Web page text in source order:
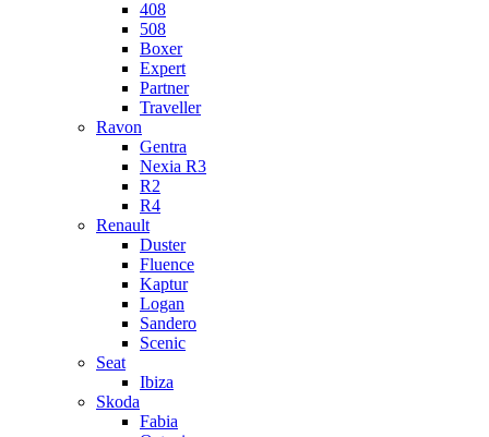
408
508
Boxer
Expert
Partner
Traveller
Ravon
Gentra
Nexia R3
R2
R4
Renault
Duster
Fluence
Kaptur
Logan
Sandero
Scenic
Seat
Ibiza
Skoda
Fabia